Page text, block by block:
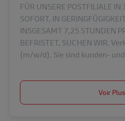
FÜR UNSERE POSTFILIALE
SOFORT, IN
INSGESAMT 7,25 STUNDEN
BEFRISTET, SUCHEN WIR.
(m/w/d). Sie sind kunden- und
Voir Plus